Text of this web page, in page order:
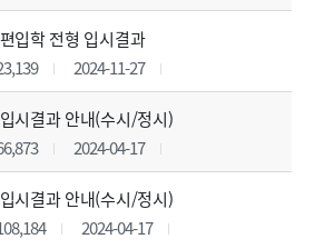
입학 전형 입시결과
2024-11-27
시결과 안내(수시/정시)
2024-04-17
시결과 안내(수시/정시)
2024-04-17